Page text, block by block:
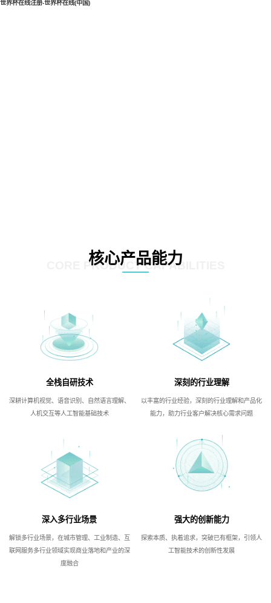
世界杯在线注册-世界杯在线(中国)
核心产品能力
CORE PRODUCT CAPABILITIES
全栈自研技术
深耕计算机视觉、语音识别、自然语言理解、
人机交互等人工智能基础技术
深刻的行业理解
以丰富的行业经验，深刻的行业理解和产品化
能力，助力行业客户解决核心需求问题
深入多行业场景
解锁多行业场景，在城市管理、工业制造、互
联网服务多行业领域实现商业落地和产业的深
度融合
强大的创新能力
探索本质、执着追求，突破已有框架，引领人
工智能技术的创新性发展